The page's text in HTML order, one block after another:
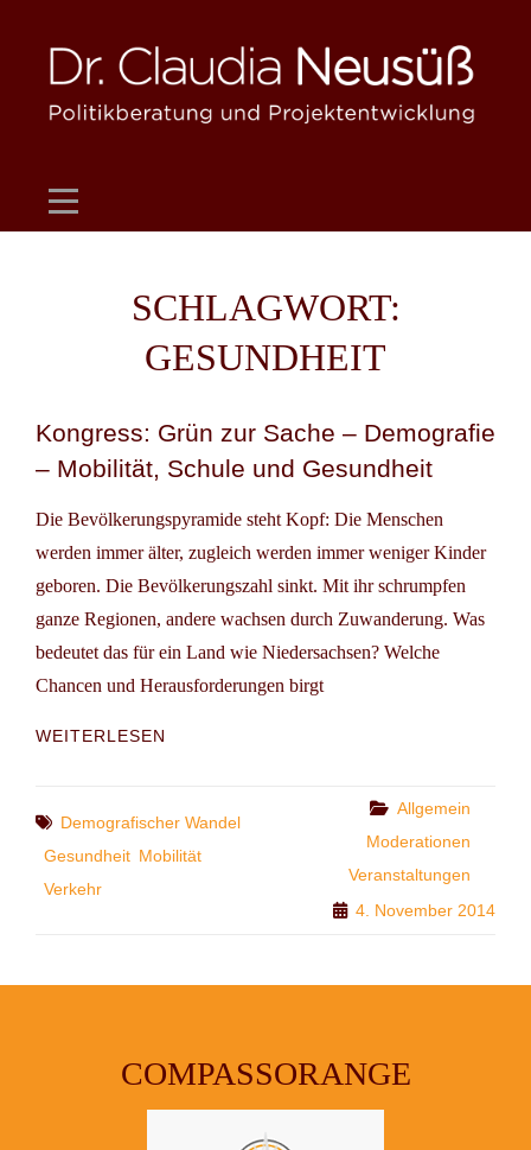
content
SCHLAGWORT:
GESUNDHEIT
Kongress: Grün zur Sache – Demografie
– Mobilität, Schule und Gesundheit
Die Bevölkerungspyramide steht Kopf: Die Menschen
werden immer älter, zugleich werden immer weniger Kinder
geboren. Die Bevölkerungszahl sinkt. Mit ihr schrumpfen
ganze Regionen, andere wachsen durch Zuwanderung. Was
bedeutet das für ein Land wie Niedersachsen? Welche
Chancen und Herausforderungen birgt
WEITERLESEN
–
DEMOGRAFIE
Tags
Demografischer Wandel
Gesundheit Mobilität
Verkehr
Categories
Allgemein
Moderationen
Veranstaltungen
4. November 2014
COMPASSORANGE